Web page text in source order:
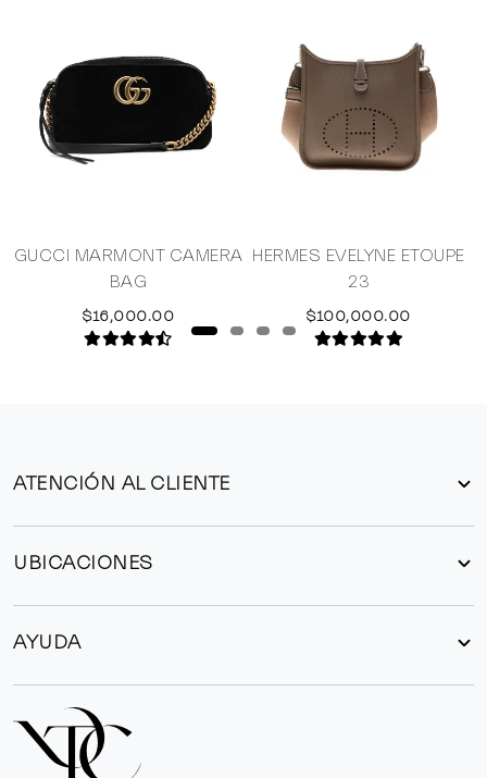
GUCCI MARMONT CAMERA
BAG
$16,000.00
HERMES EVELYNE ETOUPE
23
$100,000.00
ATENCIÓN AL CLIENTE
UBICACIONES
AYUDA